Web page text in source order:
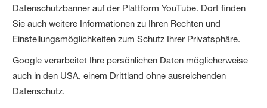
Datenschutzbanner auf der Plattform YouTube. Dort finden
Sie auch weitere Informationen zu Ihren Rechten und
Einstellungsmöglichkeiten zum Schutz Ihrer Privatsphäre.
Google verarbeitet Ihre persönlichen Daten möglicherweise
auch in den USA, einem Drittland ohne ausreichenden
Datenschutz.